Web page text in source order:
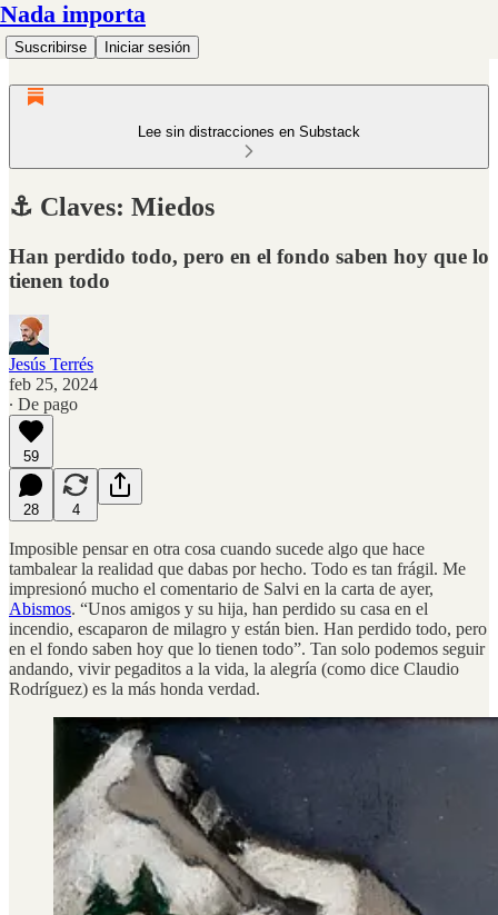
Nada importa
Suscribirse Iniciar sesión
Lee sin distracciones en Substack
⚓️ Claves: Miedos
Han perdido todo, pero en el fondo saben hoy que lo
tienen todo
Jesús Terrés
feb 25, 2024
∙ De pago
59
28 4
Imposible pensar en otra cosa cuando sucede algo que hace
tambalear la realidad que dabas por hecho. Todo es tan frágil. Me
impresionó mucho el comentario de Salvi en la carta de ayer,
Abismos. “Unos amigos y su hija, han perdido su casa en el
incendio, escaparon de milagro y están bien. Han perdido todo, pero
en el fondo saben hoy que lo tienen todo”. Tan solo podemos seguir
andando, vivir pegaditos a la vida, la alegría (como dice Claudio
Rodríguez) es la más honda verdad.